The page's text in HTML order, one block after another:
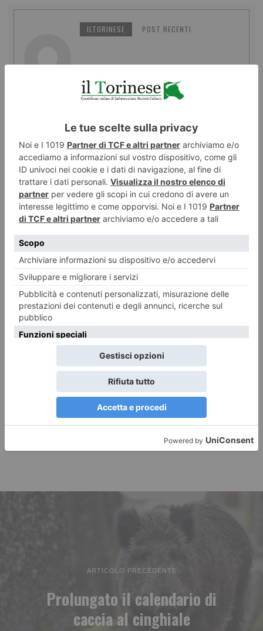
ILTORINESE POST RECENTI
LASCIA UN COMMENTO
ARTICOLO PRECEDENTE
Prolungato il calendario di
caccia al cinghiale